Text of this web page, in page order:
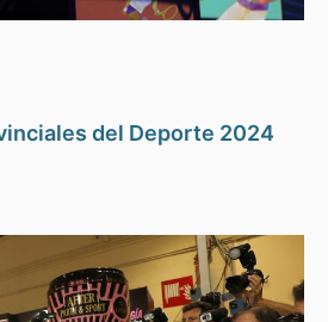
del Deporte 2024